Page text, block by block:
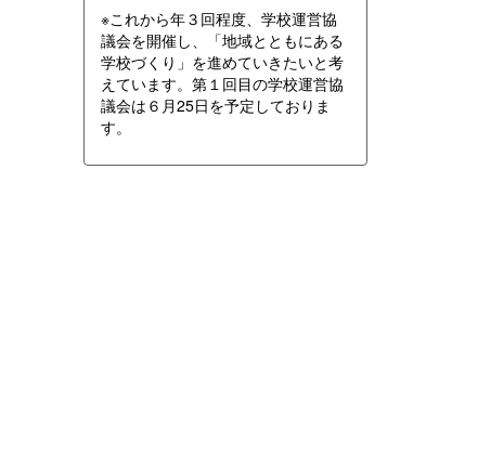
※これから年３回程度、学校運営協
議会を開催し、「地域とともにある
学校づくり」を進めていきたいと考
えています。第１回目の学校運営協
議会は６月25日を予定しておりま
す。